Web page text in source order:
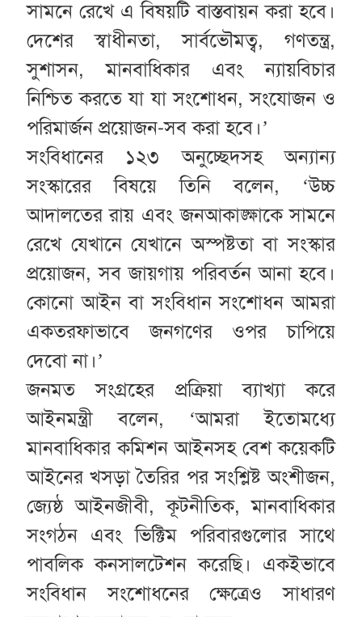
সামনে রেখে এ বিষয়টি বাস্তবায়ন করা হবে।
দেশের স্বাধীনতা, সার্বভৌমত্ব, গণতন্ত্র,
সুশাসন, মানবাধিকার এবং ন্যায়বিচার
নিশ্চিত করতে যা যা সংশোধন, সংযোজন ও
পরিমার্জন প্রয়োজন-সব করা হবে।’
সংবিধানের ১২৩ অনুচ্ছেদসহ অন্যান্য
সংস্কারের বিষয়ে তিনি বলেন, ‘উচ্চ
আদালতের রায় এবং জনআকাঙ্ক্ষাকে সামনে
রেখে যেখানে যেখানে অস্পষ্টতা বা সংস্কার
প্রয়োজন, সব জায়গায় পরিবর্তন আনা হবে।
কোনো আইন বা সংবিধান সংশোধন আমরা
একতরফাভাবে জনগণের ওপর চাপিয়ে
দেবো না।’
জনমত সংগ্রহের প্রক্রিয়া ব্যাখ্যা করে
আইনমন্ত্রী বলেন, ‘আমরা ইতোমধ্যে
মানবাধিকার কমিশন আইনসহ বেশ কয়েকটি
আইনের খসড়া তৈরির পর সংশ্লিষ্ট অংশীজন,
জ্যেষ্ঠ আইনজীবী, কূটনীতিক, মানবাধিকার
সংগঠন এবং ভিক্টিম পরিবারগুলোর সাথে
পাবলিক কনসালটেশন করেছি। একইভাবে
সংবিধান সংশোধনের ক্ষেত্রেও সাধারণ